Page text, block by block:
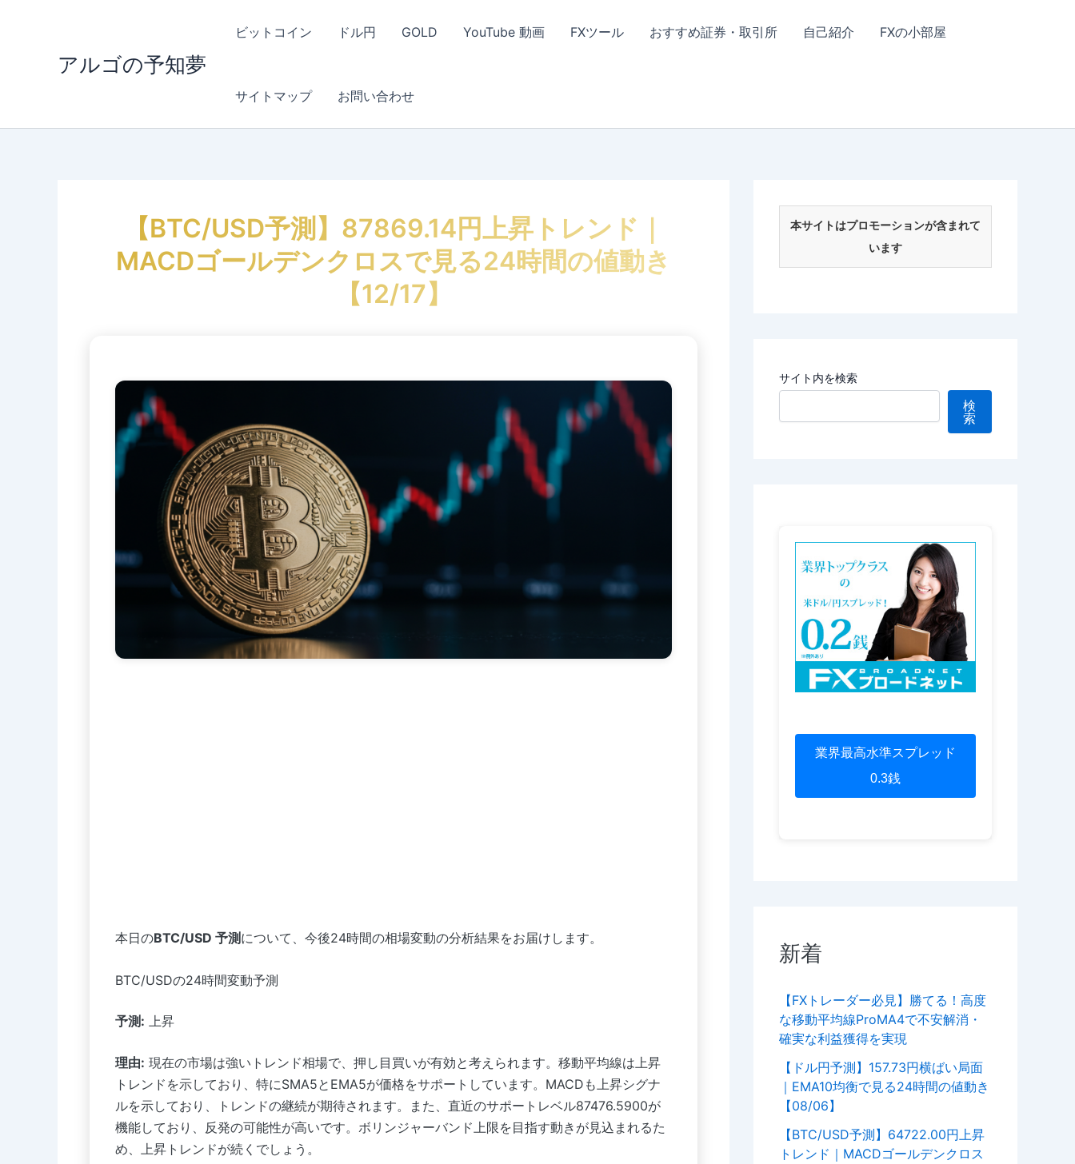
プ
アルゴの予知夢
ビットコイン ドル円 GOLD YouTube 動画 FXツール おすすめ証券・取引所 自己紹介 FXの小部屋
サイトマップ お問い合わせ
【BTC/USD予測】87869.14円上昇トレンド｜
MACDゴールデンクロスで見る24時間の値動き
【12/17】
本日のBTC/USD 予測 について、今後24時間の相場変動の分析結果をお届けします。
BTC/USDの24時間変動予測
予測: 上昇
理由: 現在の市場は強いトレンド相場で、押し目買いが有効と考えられます。移動平均線は上昇
トレンドを示しており、特にSMA5とEMA5が価格をサポートしています。MACDも上昇シグナ
ルを示しており、トレンドの継続が期待されます。また、直近のサポートレベル87476.5900が
機能しており、反発の可能性が高いです。ボリンジャーバンド上限を目指す動きが見込まれるた
め、上昇トレンドが続くでしょう。
本サイトはプロモーションが含まれて
います
サイト内を検索
検
索
業界最高水準スプレッド
0.3銭
新着
【FXトレーダー必見】勝てる！高度
な移動平均線ProMA4で不安解消・
確実な利益獲得を実現
【ドル円予測】157.73円横ばい局面
｜EMA10均衡で見る24時間の値動き
【08/06】
【BTC/USD予測】64722.00円上昇
トレンド｜MACDゴールデンクロス